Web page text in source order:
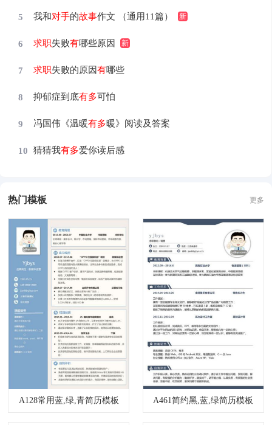
5 我和对手的故事作文 （通用11篇）
6 求职失败有哪些原因
7 求职失败的原因有哪些
8 抑郁症到底有多可怕
9 冯国伟《温暖有多暖》阅读及答案
10 猜猜我有多爱你读后感
热门模板 更多
A128常用蓝,绿,青简历模板 A461简约黑,蓝,绿简历模板